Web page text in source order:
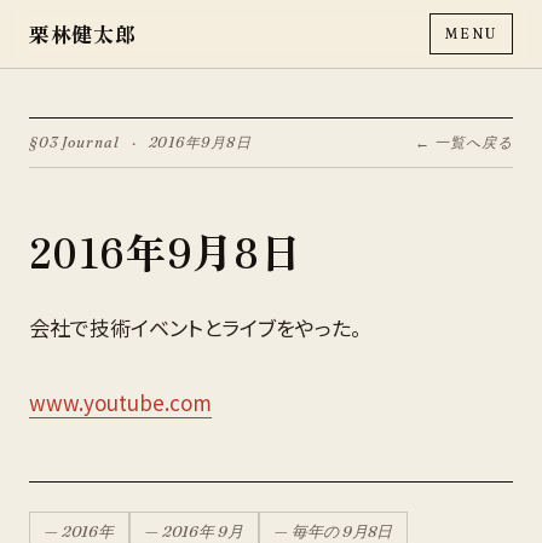
栗林健太郎 MENU
§03 Journal · 2016年9月8日 ← 一覧へ戻る
2016年9月8日
会社で技術イベントとライブをやった。
www.youtube.com
— 2016年 — 2016年9月 — 毎年の9月8日